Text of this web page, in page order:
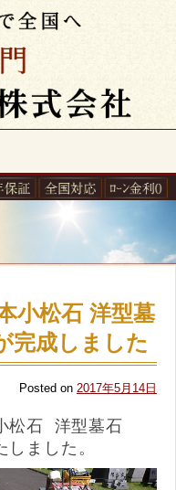
小松石 洋型墓
完成しました
Posted on 2017年5月14日
松石 洋型墓石
しました。